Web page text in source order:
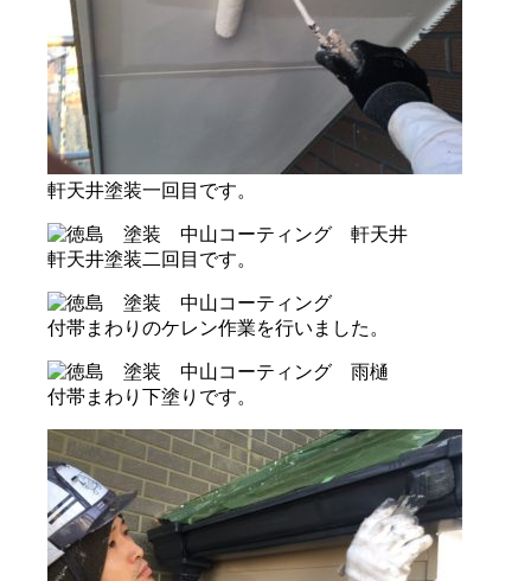
軒天井塗装一回目です。
軒天井塗装二回目です。
付帯まわりのケレン作業を行いました。
付帯まわり下塗りです。